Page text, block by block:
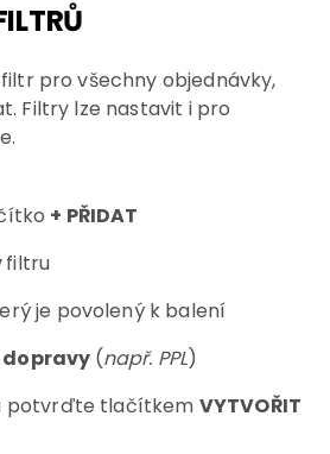
pro všechny objednávky,
Filtry lze nastavit i pro
+ PŘIDAT
filtru
je povolený k balení
dopravy (např. PPL)
potvrďte tlačítkem VYTVOŘIT